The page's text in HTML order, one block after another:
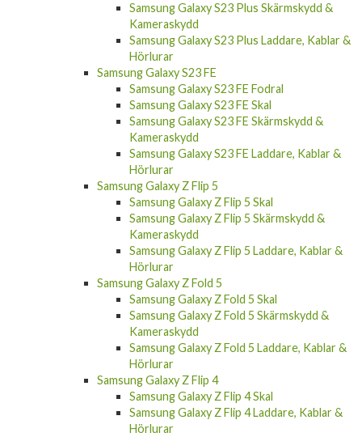
Kameraskydd
Samsung Galaxy S23 Plus Laddare, Kablar &
Hörlurar
Samsung Galaxy S23 FE
Samsung Galaxy S23 FE Fodral
Samsung Galaxy S23 FE Skal
Samsung Galaxy S23 FE Skärmskydd &
Kameraskydd
Samsung Galaxy S23 FE Laddare, Kablar &
Hörlurar
Samsung Galaxy Z Flip 5
Samsung Galaxy Z Flip 5 Skal
Samsung Galaxy Z Flip 5 Skärmskydd &
Kameraskydd
Samsung Galaxy Z Flip 5 Laddare, Kablar &
Hörlurar
Samsung Galaxy Z Fold 5
Samsung Galaxy Z Fold 5 Skal
Samsung Galaxy Z Fold 5 Skärmskydd &
Kameraskydd
Samsung Galaxy Z Fold 5 Laddare, Kablar &
Hörlurar
Samsung Galaxy Z Flip 4
Samsung Galaxy Z Flip 4 Skal
Samsung Galaxy Z Flip 4 Laddare, Kablar &
Hörlurar
Samsung Galaxy Z Fold 4